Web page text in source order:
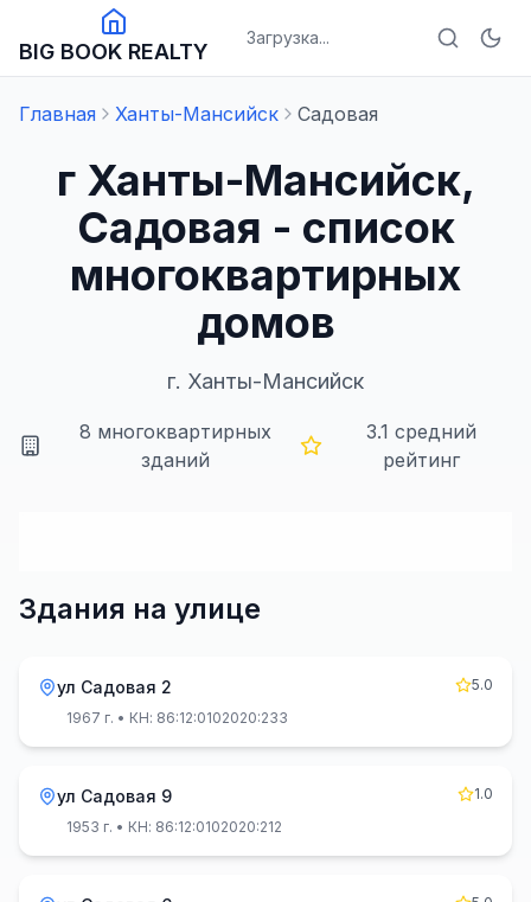
BIG BOOK REALTY
Загрузка...
Главная Ханты-Мансийск Садовая
г Ханты-Мансийск,
Садовая - список
многоквартирных
домов
г. Ханты-Мансийск
8 многоквартирных
зданий
3.1 средний
рейтинг
Здания на улице
ул Садовая 2
5.0
1967 г. • КН: 86:12:0102020:233
ул Садовая 9
1.0
1953 г. • КН: 86:12:0102020:212